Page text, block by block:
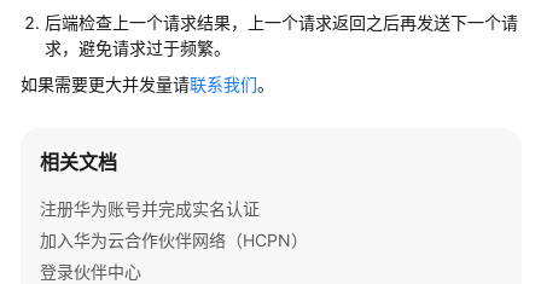
术
语
缩
解
释
加
入
后端检查上一个请求结果，上一个请求返回之后再发送下一个请
求，避免请求过于频繁。
如果需要更大并发量请联系我们。
相关文档
注册华为账号并完成实名认证
加入华为云合作伙伴网络（HCPN）
登录伙伴中心